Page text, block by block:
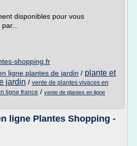
disponibles pour vous
shopping.fr
ligne plantes de jardin / plante et
jardin / vente de plantes vivaces en
ligne france / vente de plantes en ligne
ligne Plantes Shopping -